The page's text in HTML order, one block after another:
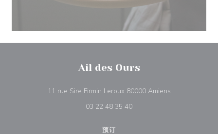
Ail des Ours
11 rue Sire Firmin Leroux 80000 Amiens((在新窗口中打
03 22 48 35 40
预订